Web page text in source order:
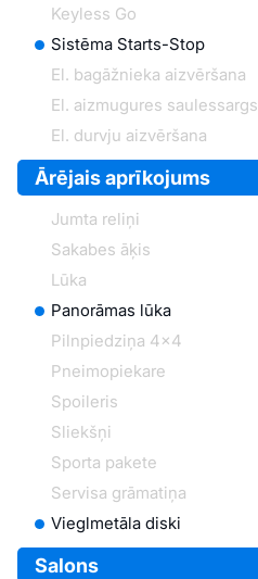
Keyless Go
Sistēma Starts-Stop
El. bagāžnieka aizvēršana
El. aizmugures saulessargs
El. durvju aizvēršana
Ārējais aprīkojums
Jumta reliņi
Sakabes āķis
Lūka
Panorāmas lūka
Pilnpiedziņa 4x4
Pneimopiekare
Spoileris
Sliekšņi
Sporta pakete
Servisa grāmatiņa
Vieglmetāla diski
Salons